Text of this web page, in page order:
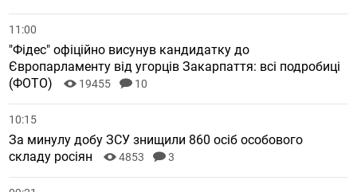
11:00
"Фідес" офіційно висунув кандидатку до
Європарламенту від угорців Закарпаття: всі подробиці
(ФОТО)
19455 10
10:15
За минулу добу ЗСУ знищили 860 осіб особового
складу росіян
4853 3